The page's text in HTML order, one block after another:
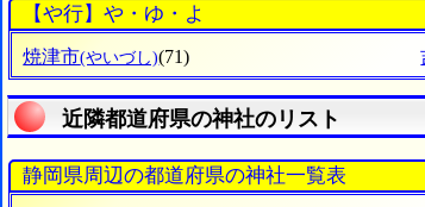
【や行】や・ゆ・よ
焼津市(やいづし)(71)
近隣都道府県の神社のリスト
静岡県周辺の都道府県の神社一覧表